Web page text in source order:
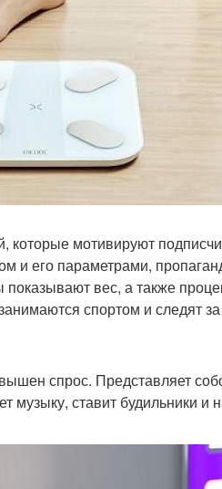
мотивируют
и его параметрами,
вес, а также
спортом и следят
спрос. Представляет
музыку, ставит будильники и